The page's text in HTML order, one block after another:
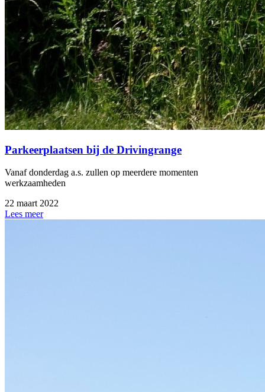
Parkeerplaatsen bij de Drivingrange
Vanaf donderdag a.s. zullen op meerdere momenten
werkzaamheden
22 maart 2022
Lees meer